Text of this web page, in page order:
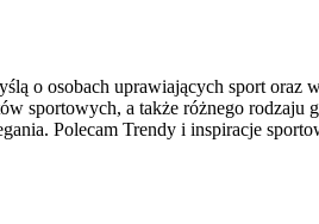
o osobach uprawiających sport oraz
sportowych, a także różnego
Polecam Trendy i inspiracje